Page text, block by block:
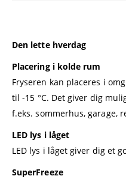
Den lette hverdag
Placering i kolde rum
Fryseren kan placeres i
til -15 °C. Det giver dig
f.eks. sommerhus, garage,
LED lys i låget
LED lys i låget giver dig et
SuperFreeze